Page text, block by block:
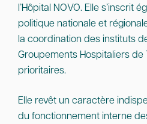
l’Hôpital NOVO. Elle s’inscrit
politique nationale et
la coordination des instituts
Groupements Hospitaliers de
prioritaires.
Elle revêt un caractère
du fonctionnement interne